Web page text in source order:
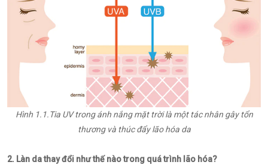
Hình 1.1.Tia UV trong ánh nắng mặt trời là một tác nhân gây tổn
thương và thúc đẩy lão hóa da
2. Làn da thay đổi như thế nào trong quá trình lão hóa?